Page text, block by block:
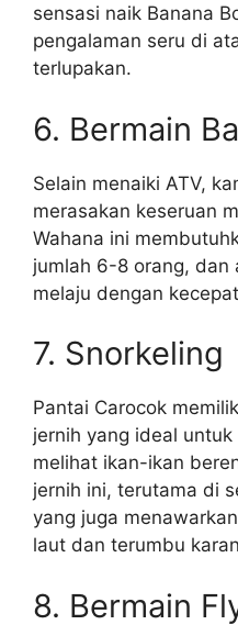
sensasi naik Banana
pengalaman seru di
terlupakan.
6. Bermain
Selain menaiki ATV,
merasakan keseruan
Wahana ini
jumlah 6-8 orang, dan
melaju dengan
7. Snorkeling
Pantai Carocok
jernih yang ideal
melihat ikan-ikan
jernih ini, terutama di
yang juga
laut dan terumbu
8. Bermain